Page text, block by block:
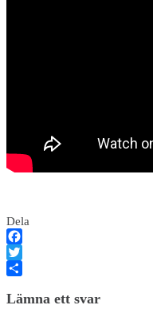
Dela
Facebook
Twitter
Lämna ett svar